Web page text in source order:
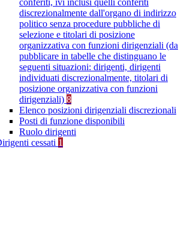
conferiti, ivi inclusi quelli conferiti
discrezionalmente dall'organo di indirizzo
politico senza procedure pubbliche di
selezione e titolari di posizione
organizzativa con funzioni dirigenziali (da
pubblicare in tabelle che distinguano le
seguenti situazioni: dirigenti, dirigenti
individuati discrezionalmente, titolari di
posizione organizzativa con funzioni
dirigenziali) 8
Elenco posizioni dirigenziali discrezionali
Posti di funzione disponibili
Ruolo dirigenti
cessati 1